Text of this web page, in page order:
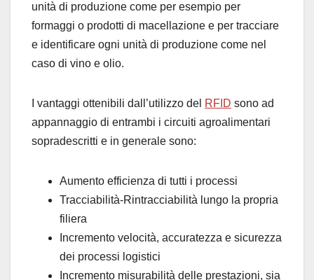
unità di produzione come per esempio per
formaggi o prodotti di macellazione e per tracciare
e identificare ogni unità di produzione come nel
caso di vino e olio.
I vantaggi ottenibili dall’utilizzo del RFID sono ad
appannaggio di entrambi i circuiti agroalimentari
sopradescritti e in generale sono:
Aumento efficienza di tutti i processi
Tracciabilità-Rintracciabilità lungo la propria
filiera
Incremento velocità, accuratezza e sicurezza
dei processi logistici
Incremento misurabilità delle prestazioni, sia